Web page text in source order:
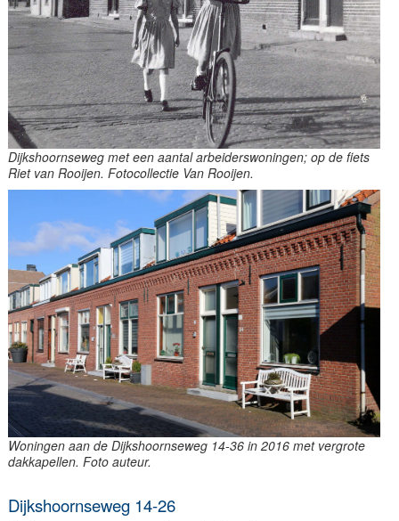
Dijkshoornseweg met een aantal arbeiderswoningen; op de fiets
Riet van Rooijen. Fotocollectie Van Rooijen.
Woningen aan de Dijkshoornseweg 14-36 in 2016 met vergrote
dakkapellen. Foto auteur.
Dijkshoornseweg 14-26